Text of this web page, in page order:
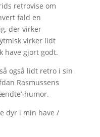
retrovise om
fald en
der virker
virker lidt
have gjort godt.
også lidt retro i sin
Rasmussens
humor.
dyr i min have /